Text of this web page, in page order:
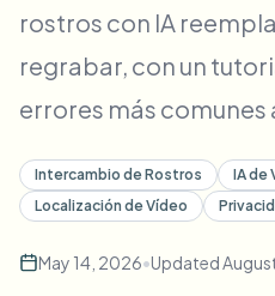
Cambio de cara - Video
Inteligencia de video
Desenfoque de video en
Procesa muchos vídeos de una vez
Desenfoque masivo de
Desenfocar cualquier
API & SDK
Automatizar cargas, trabajos y
Formulario de contacto
rostros con IA
regrabar, con un
errores más comunes
Intercambio de Rostros IA de
Localización de Vídeo
May 14, 2026•Updated